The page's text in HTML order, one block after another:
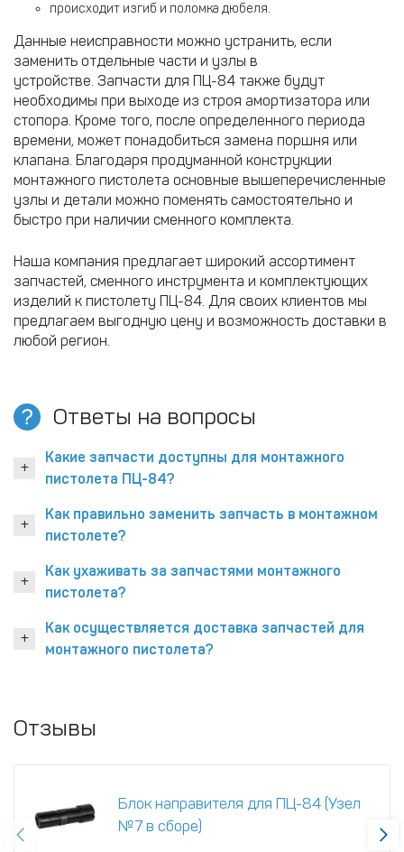
происходит изгиб и поломка дюбеля.
Данные неисправности можно устранить, если
заменить отдельные части и узлы в
устройстве. Запчасти для ПЦ-84 также будут
необходимы при выходе из строя амортизатора или
стопора. Кроме того, после определенного периода
времени, может понадобиться замена поршня или
клапана. Благодаря продуманной конструкции
монтажного пистолета основные вышеперечисленные
узлы и детали можно поменять самостоятельно и
быстро при наличии сменного комплекта.
Наша компания предлагает широкий ассортимент
запчастей, сменного инструмента и комплектующих
изделий к пистолету ПЦ-84. Для своих клиентов мы
предлагаем выгодную цену и возможность доставки в
любой регион.
Ответы на вопросы
Какие запчасти доступны для монтажного
пистолета ПЦ-84?
Как правильно заменить запчасть в монтажном
пистолете?
Как ухаживать за запчастями монтажного
пистолета?
Как осуществляется доставка запчастей для
монтажного пистолета?
Отзывы
Блок направителя для ПЦ-84 (Узел
№7 в сборе)